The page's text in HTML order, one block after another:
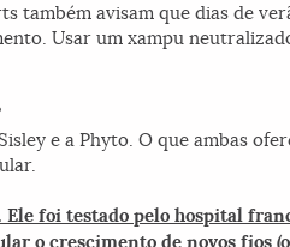
também avisam que dias de
Usar um xampu
e a Phyto. O que ambas
foi testado pelo hospital